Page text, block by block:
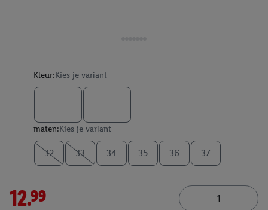
Kleur:Kies je variant
maten:Kies je variant
32 33 34 35 36 37
12.99